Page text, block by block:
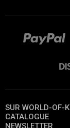
SUR WORLD-OF-
CATALOGUE
NEWSLETTER